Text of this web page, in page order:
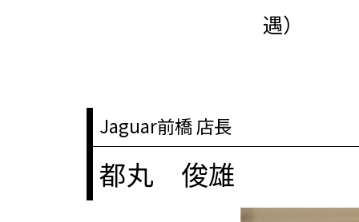
遇）
Jaguar前橋 店長
都丸 俊雄